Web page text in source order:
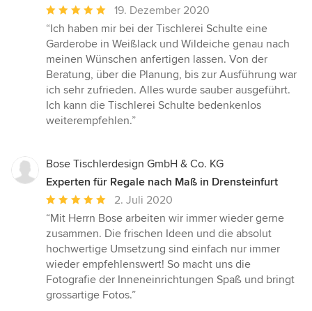
Durchschnittliche
Bewertung:
5
von
5
Sternen
19. Dezember 2020
“Ich haben mir bei der Tischlerei Schulte eine
Garderobe in Weißlack und Wildeiche genau nach
meinen Wünschen anfertigen lassen. Von der
Beratung, über die Planung, bis zur Ausführung war
ich sehr zufrieden. Alles wurde sauber ausgeführt.
Ich kann die Tischlerei Schulte bedenkenlos
weiterempfehlen.”
Bose Tischlerdesign GmbH & Co. KG
Experten für Regale nach Maß in Drensteinfurt
Durchschnittliche
Bewertung:
5
von
5
Sternen
2. Juli 2020
“Mit Herrn Bose arbeiten wir immer wieder gerne
zusammen. Die frischen Ideen und die absolut
hochwertige Umsetzung sind einfach nur immer
wieder empfehlenswert! So macht uns die
Fotografie der Inneneinrichtungen Spaß und bringt
grossartige Fotos.”